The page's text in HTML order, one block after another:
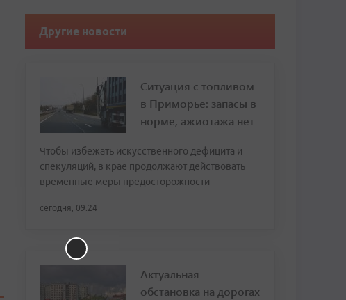
Другие новости
Ситуация с топливом
в Приморье: запасы в
норме, ажиотажа нет
Чтобы избежать искусственного дефицита и
спекуляций, в крае продолжают действовать
временные меры предосторожности
сегодня, 09:24
Актуальная
обстановка на дорогах